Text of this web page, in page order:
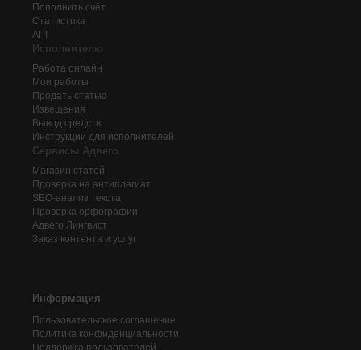
Пополнить счёт
Статистика
API
Исполнителю
Работа онлайн
Мои работы
Продать статью
Извещения
Вывод средств
Инструкции для исполнителей
Сервисы Адвего
Магазин статей
Проверка на антиплагиат
SEO-анализ текста
Проверка орфографии
Адвего Лингвист
Заказ контента и услуг
Информация
Пользовательское соглашение
Политика конфиденциальности
Поддержка пользователей